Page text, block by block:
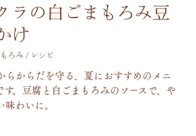
ラの白ごまもろみ豆
け
ろみ / レシピ
らか ら だを守る、 夏におすすめのメ ニ
す。 豆腐 と 白 ごま も ろみのソースで、 や
味わいに。